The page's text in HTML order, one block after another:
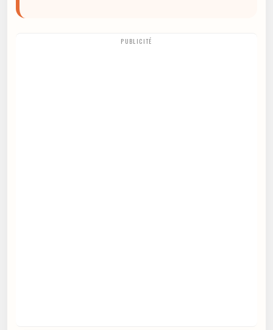
PUBLICITÉ